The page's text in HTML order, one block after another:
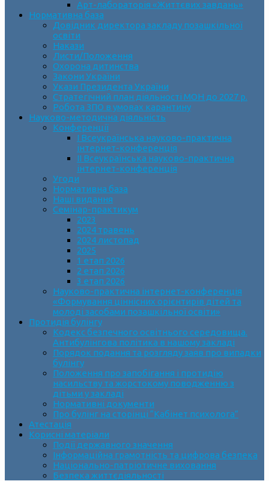
Арт-лабораторія «Життєвих завдань»
Нормативна база
Довідник директора закладу позашкільної
освіти
Накази
Листи/Положення
Охорона дитинства
Закони України
Укази Президента України
Стратегічний план діяльності МОН до 2027 р.
Робота ЗПО в умовах карантину
Науково-методична діяльність
Конференції
І Всеукраїнська науково-практична
інтернет-конференція
ІІ Всеукраїнська науково-практична
інтернет-конференція
Угоди
Нормативна база
Наші видання
Семінар-практикум
2023
2024 травень
2024 листопад
2025
1 етап 2026
2 етап 2026
3 етап 2026
Науково-практична інтернет-конференція
«Формування ціннісних орієнтирів дітей та
молоді засобами позашкільної освіти»
Протидія булінгу
Кодекс безпечного освітнього середовища.
Антибулінгова політика в нашому закладі
Порядок подання та розгляду заяв про випадки
булінгу
Положення про запобігання і протидію
насильству та жорстокому поводженню з
дітьми у закладі
Нормативні документи
Про булінг на сторінці “Кабінет психолога”
Атестація
Корисні матеріали
Події державного значення
Інформаційна грамотність та цифрова безпека
Національно-патріотичне виховання
Безпека життєдіяльності